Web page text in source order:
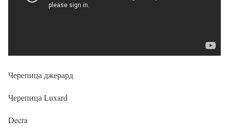
Черепица джерард
Черепица Luxard
Decra